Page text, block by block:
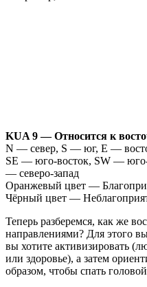
KUA 9 — Относится к
N — север, S — юг, E —
SE — юго-восток, SW —
— северо-запад
Оранжевый цвет —
Чёрный цвет —
Теперь разберемся, как же
направлениями? Для этого
вы хотите активизировать
или здоровье), а затем
образом, чтобы спать